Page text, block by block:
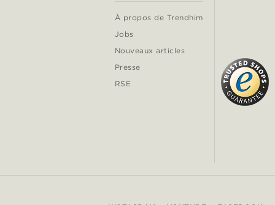
À propos de Trendhim
Jobs
Nouveaux articles
Presse
RSE